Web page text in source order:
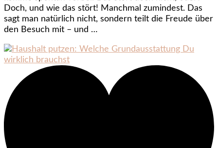
Doch, und wie das stört! Manchmal zumindest. Das
sagt man natürlich nicht, sondern teilt die Freude über
den Besuch mit – und …